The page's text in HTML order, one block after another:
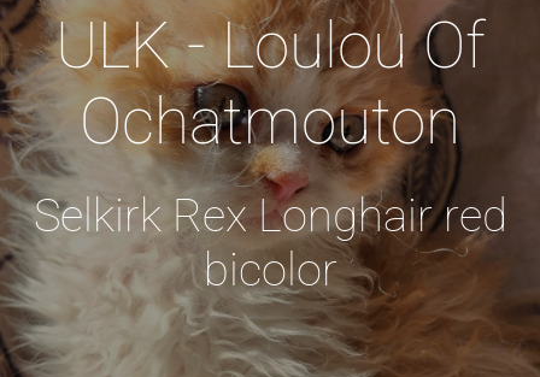
ULK - Loulou Of
Ochatmouton
Selkirk Rex Longhair red
bicolor